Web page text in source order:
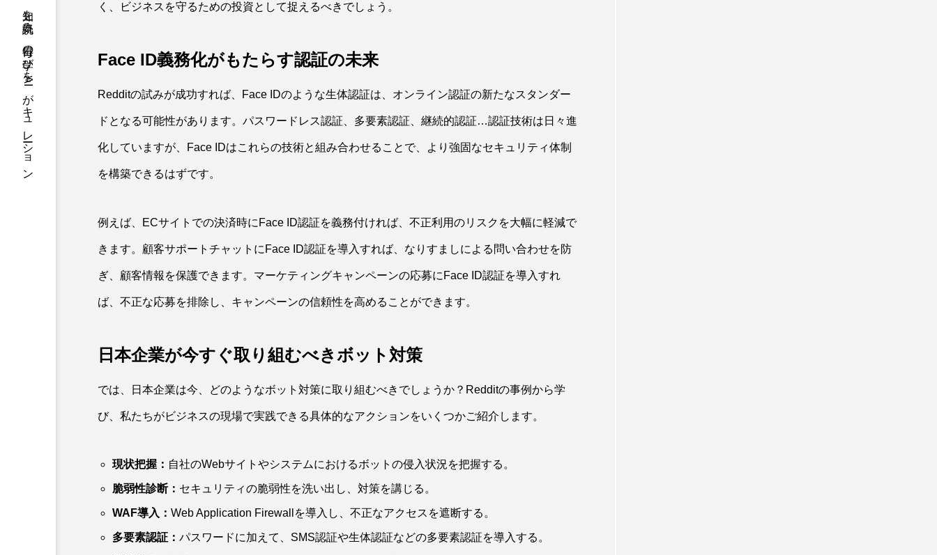
知を一気読み。毎日の学びをAIがキュレーション く、ビジネスを守るための投資として捉えるべきでしょう。
Face ID義務化がもたらす認証の未来
Redditの試みが成功すれば、Face IDのような生体認証は、オンライン認証の新たなスタンダー
ドとなる可能性があります。パスワードレス認証、多要素認証、継続的認証…認証技術は日々進
化していますが、Face IDはこれらの技術と組み合わせることで、より強固なセキュリティ体制
を構築できるはずです。
例えば、ECサイトでの決済時にFace ID認証を義務付ければ、不正利用のリスクを大幅に軽減で
きます。顧客サポートチャットにFace ID認証を導入すれば、なりすましによる問い合わせを防
ぎ、顧客情報を保護できます。マーケティングキャンペーンの応募にFace ID認証を導入すれ
ば、不正な応募を排除し、キャンペーンの信頼性を高めることができます。
日本企業が今すぐ取り組むべきボット対策
では、日本企業は今、どのようなボット対策に取り組むべきでしょうか？Redditの事例から学
び、私たちがビジネスの現場で実践できる具体的なアクションをいくつかご紹介します。
現状把握： 自社のWebサイトやシステムにおけるボットの侵入状況を把握する。
脆弱性診断： セキュリティの脆弱性を洗い出し、対策を講じる。
WAF導入： Web Application Firewallを導入し、不正なアクセスを遮断する。
多要素認証： パスワードに加えて、SMS認証や生体認証などの多要素認証を導入する。